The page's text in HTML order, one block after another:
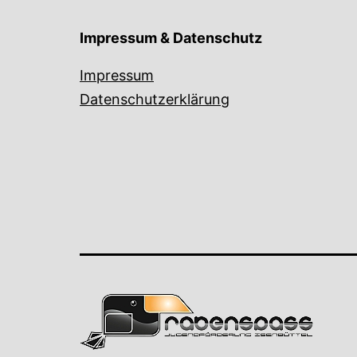
Impressum & Datenschutz
Impressum
Datenschutzerklärung